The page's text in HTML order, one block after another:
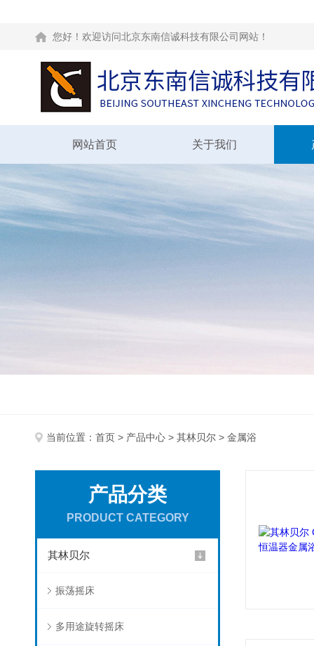
您好！欢迎访问北京东南信诚科技有限公司网站！
网站首页 关于我们
当前位置： 首页 > 产品中心 > 其林贝尔 > 金属浴
产品分类
PRODUCT CATEGORY
其林贝尔
振荡摇床
多用途旋转摇床